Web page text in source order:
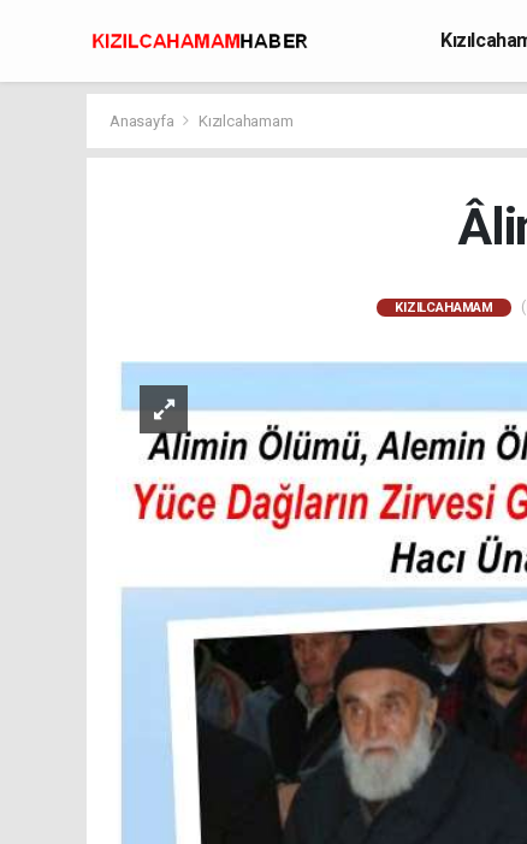
Anasayfa Kızılcahamam
KIZILCAHAMAM